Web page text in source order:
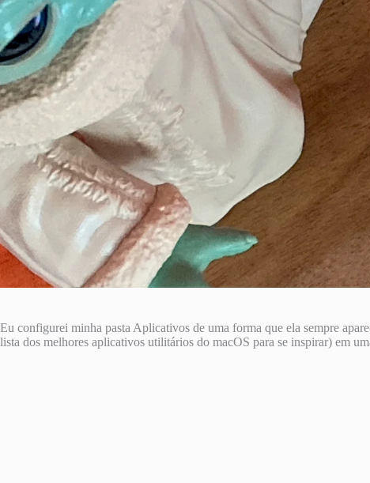
Eu configurei minha pasta Aplicativos de uma forma que ela sempre
lista dos melhores aplicativos utilitários do macOS para se inspirar) em